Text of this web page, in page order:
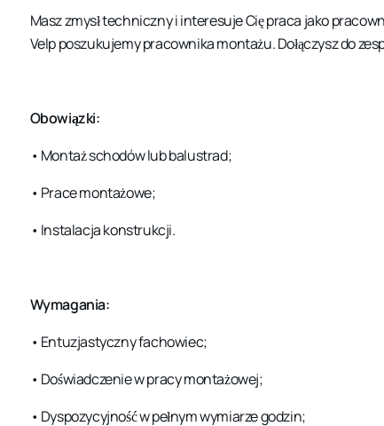
Masz zmysł techniczny i interesuje Cię praca jako
Velp poszukujemy pracownika montażu. Dołączysz do
Obowiązki:
• Montaż schodów lub balustrad;
• Prace montażowe;
• Instalacja konstrukcji.
Wymagania:
• Entuzjastyczny fachowiec;
• Doświadczenie w pracy montażowej;
• Dyspozycyjność w pełnym wymiarze godzin;